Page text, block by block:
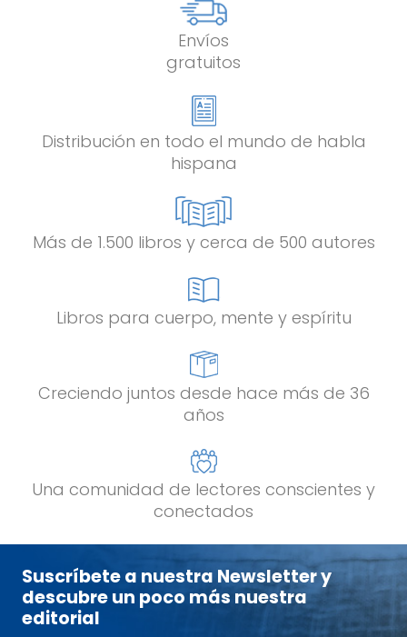
Envíos
gratuitos
Distribución en todo el mundo de habla
hispana
Más de 1.500 libros y cerca de 500 autores
Libros para cuerpo, mente y espíritu
Creciendo juntos desde hace más de 36
años
Una comunidad de lectores conscientes y
conectados
Suscríbete a nuestra Newsletter y
descubre un poco más nuestra
editorial